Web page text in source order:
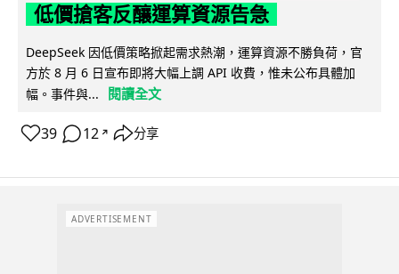
低價搶客反釀運算資源告急
DeepSeek 因低價策略掀起需求熱潮，運算資源不勝負荷，官
方於 8 月 6 日宣布即將大幅上調 API 收費，惟未公布具體加
幅。事件與...
閱讀全文
39 12 ↗ 分享
ADVERTISEMENT